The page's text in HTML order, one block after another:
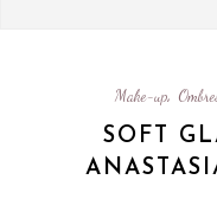
Make-up,
SOFT